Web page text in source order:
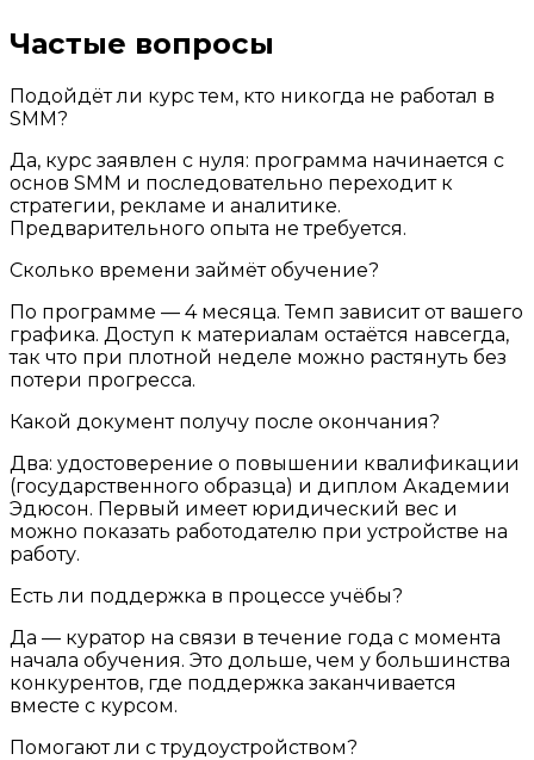
Частые вопросы
Подойдёт ли курс тем, кто никогда не работал в
SMM?
Да, курс заявлен с нуля: программа начинается с
основ SMM и последовательно переходит к
стратегии, рекламе и аналитике.
Предварительного опыта не требуется.
Сколько времени займёт обучение?
По программе — 4 месяца. Темп зависит от вашего
графика. Доступ к материалам остаётся навсегда,
так что при плотной неделе можно растянуть без
потери прогресса.
Какой документ получу после окончания?
Два: удостоверение о повышении квалификации
(государственного образца) и диплом Академии
Эдюсон. Первый имеет юридический вес и
можно показать работодателю при устройстве на
работу.
Есть ли поддержка в процессе учёбы?
Да — куратор на связи в течение года с момента
начала обучения. Это дольше, чем у большинства
конкурентов, где поддержка заканчивается
вместе с курсом.
Помогают ли с трудоустройством?